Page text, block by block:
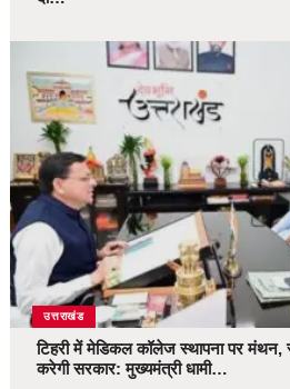
उत्तराखंड
टिहरी में मेडिकल कॉलेज स्थापना पर
करेगी सरकार: मुख्यमंत्री धामी…